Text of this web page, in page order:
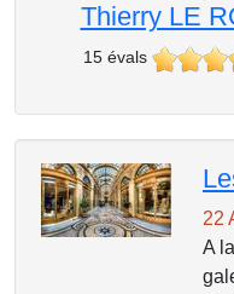
Thierry LE
15 évals
22
A